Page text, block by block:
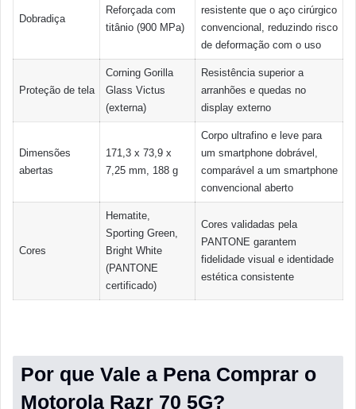
Dobradiça
Reforçada com
titânio (900 MPa)
resistente que o aço cirúrgico
convencional, reduzindo risco
de deformação com o uso
Proteção de tela
Corning Gorilla
Glass Victus
(externa)
Resistência superior a
arranhões e quedas no
display externo
Dimensões
abertas
171,3 x 73,9 x
7,25 mm, 188 g
Corpo ultrafino e leve para
um smartphone dobrável,
comparável a um smartphone
convencional aberto
Cores
Hematite,
Sporting Green,
Bright White
(PANTONE
certificado)
Cores validadas pela
PANTONE garantem
fidelidade visual e identidade
estética consistente
Por que Vale a Pena Comprar o
Motorola Razr 70 5G?